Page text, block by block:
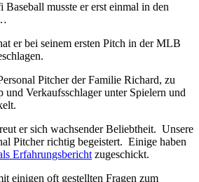
musste er erst einmal in den
er bei seinem ersten Pitch in der MLB
Pitcher der Familie Richard, zu
und Verkaufsschlager unter Spielern und
er sich wachsender Beliebtheit. Unsere
Pitcher richtig begeistert. Einige haben
Erfahrungsberichtzugeschickt.
einigen oft gestellten Fragen zum